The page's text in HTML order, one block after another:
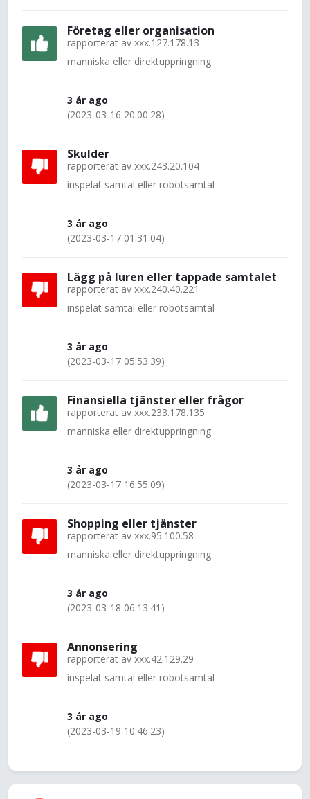
Företag eller organisation
rapporterat av xxx.127.178.13
människa eller direktuppringning
3 år ago
(2023-03-16 20:00:28)
Skulder
rapporterat av xxx.243.20.104
inspelat samtal eller robotsamtal
3 år ago
(2023-03-17 01:31:04)
Lägg på luren eller tappade samtalet
rapporterat av xxx.240.40.221
inspelat samtal eller robotsamtal
3 år ago
(2023-03-17 05:53:39)
Finansiella tjänster eller frågor
rapporterat av xxx.233.178.135
människa eller direktuppringning
3 år ago
(2023-03-17 16:55:09)
Shopping eller tjänster
rapporterat av xxx.95.100.58
människa eller direktuppringning
3 år ago
(2023-03-18 06:13:41)
Annonsering
rapporterat av xxx.42.129.29
inspelat samtal eller robotsamtal
3 år ago
(2023-03-19 10:46:23)